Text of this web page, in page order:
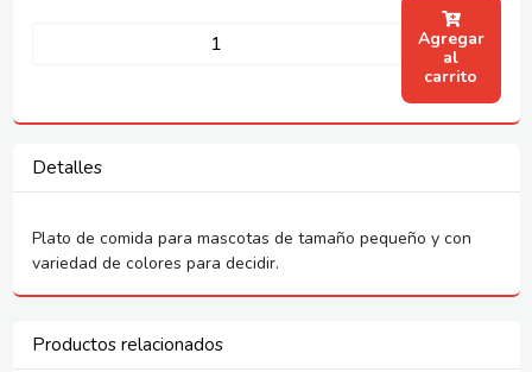
Agregar
al
carrito
Detalles
Plato de comida para mascotas de tamaño pequeño y con
variedad de colores para decidir.
Productos relacionados